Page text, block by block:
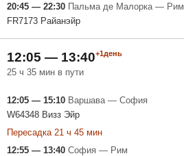
20:45 — 22:30 Пальма де Малорка — Рим
FR7173 Райанэйр
12:05 — 13:40+1день
25 ч 35 мин в пути
12:05 — 15:10 Варшава — София
W64348 Визз Эйр
Пересадка 21 ч 45 мин
12:55 — 13:40 София — Рим